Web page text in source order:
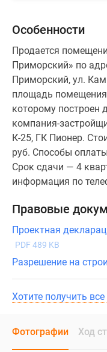
Особенности
Продается
Приморский» по
Приморский, ул.
площадь помещения
которому
компания-
К-25, ГК Пионер.
руб. Способы
Срок сдачи — 4
информация по
Правовые
Проектная
PDF 489 KB
Разрешение на
Хотите получить
Фотографии Ход